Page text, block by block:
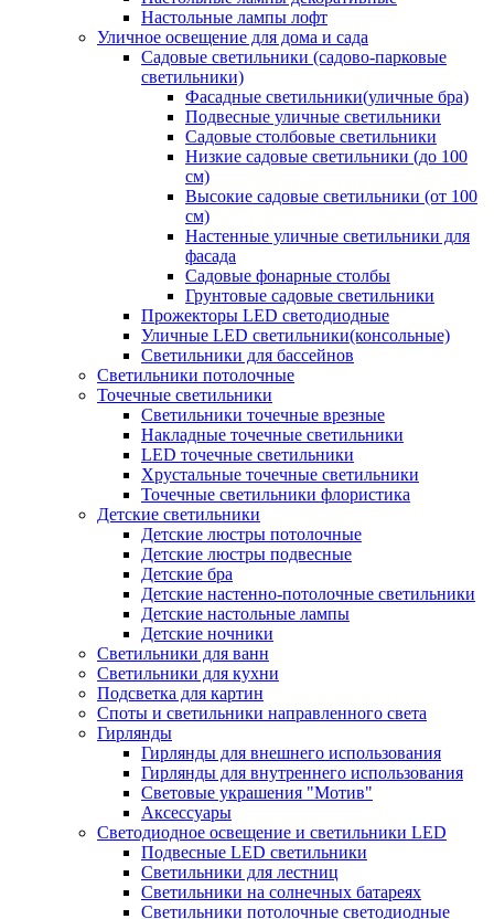
Настольные лампы лофт
Уличное освещение для дома и сада
Садовые светильники (садово-парковые
светильники)
Фасадные светильники(уличные бра)
Подвесные уличные светильники
Садовые столбовые светильники
Низкие садовые светильники (до 100
см)
Высокие садовые светильники (от 100
см)
Настенные уличные светильники для
фасада
Садовые фонарные столбы
Грунтовые садовые светильники
Прожекторы LED светодиодные
Уличные LED светильники(консольные)
Светильники для бассейнов
Светильники потолочные
Точечные светильники
Светильники точечные врезные
Накладные точечные светильники
LED точечные светильники
Хрустальные точечные светильники
Точечные светильники флористика
Детские светильники
Детские люстры потолочные
Детские люстры подвесные
Детские бра
Детские настенно-потолочные светильники
Детские настольные лампы
Детские ночники
Светильники для ванн
Светильники для кухни
Подсветка для картин
Споты и светильники направленного света
Гирлянды
Гирлянды для внешнего использования
Гирлянды для внутреннего использования
Световые украшения "Мотив"
Аксессуары
Светодиодное освещение и светильники LED
Подвесные LED светильники
Светильники для лестниц
Светильники на солнечных батареях
Светильники потолочные светодиодные